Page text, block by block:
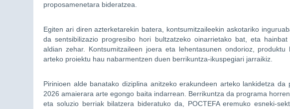
proposamenetara bideratzea.
Egiten ari diren azterketarekin batera, kontsumitzaileekin askotariko
da sentsibilizazio progresibo hori bultzatzeko oinarrietako bat, eta
aldian zehar. Kontsumitzaileen joera eta lehentasunen ondorioz,
arteko proiektu hau nabarmentzen duen berrikuntza-ikuspegiari jarraikiz.
Pirinioen alde banatako diziplina anitzeko erakundeen arteko lankidetza
2026 amaierara arte egongo baita indarrean. Berrikuntza da programa
eta soluzio berriak bilatzera bideratuko da, POCTEFA eremuko esneki-